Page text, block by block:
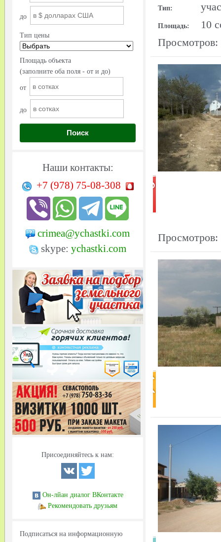
до
Тип цены
Площадь объекта
(заполните оба поля - от и до)
от
до
Поиск
Наши контакты:
+7 (978) 75-08-308
crimea@ychastki.com
skype: ychastki.com
Присоединяйтесь к нам:
Он-лйан диалог ВКонтакте
Рекомендовать друзьям
Подписаться на информационную
Тип:
Площадь:
10
Просмотров:
Просмотров: